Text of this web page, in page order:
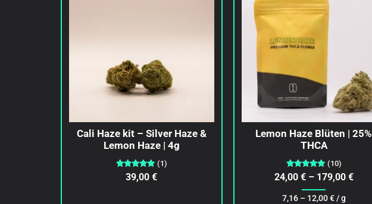
Cali Haze kit – Silver Haze &
Lemon Haze | 4g
Bewertet
mit
(1)
39,00€
Lemon Haze Blüten | 25%
THCA
Bewertet
mit
4.80
von 5
(10)
24,00 € – 179,00 €
7,16 – 12,00€/ g